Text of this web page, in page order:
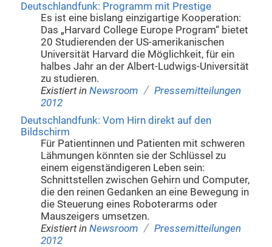
Deutschlandfunk: Programm mit Prestige
Es ist eine bislang einzigartige Kooperation:
Das „Harvard College Europe Program“ bietet
20 Studierenden der US-amerikanischen
Universität Harvard die Möglichkeit, für ein
halbes Jahr an der Albert-Ludwigs-Universität
zu studieren.
Existiert in Newsroom / Pressemitteilungen
2012
Deutschlandfunk: Vom Hirn direkt auf den
Bildschirm
Für Patientinnen und Patienten mit schweren
Lähmungen könnten sie der Schlüssel zu
einem eigenständigeren Leben sein:
Schnittstellen zwischen Gehirn und Computer,
die den reinen Gedanken an eine Bewegung in
die Steuerung eines Roboterarms oder
Mauszeigers umsetzen.
Existiert in Newsroom / Pressemitteilungen
2012